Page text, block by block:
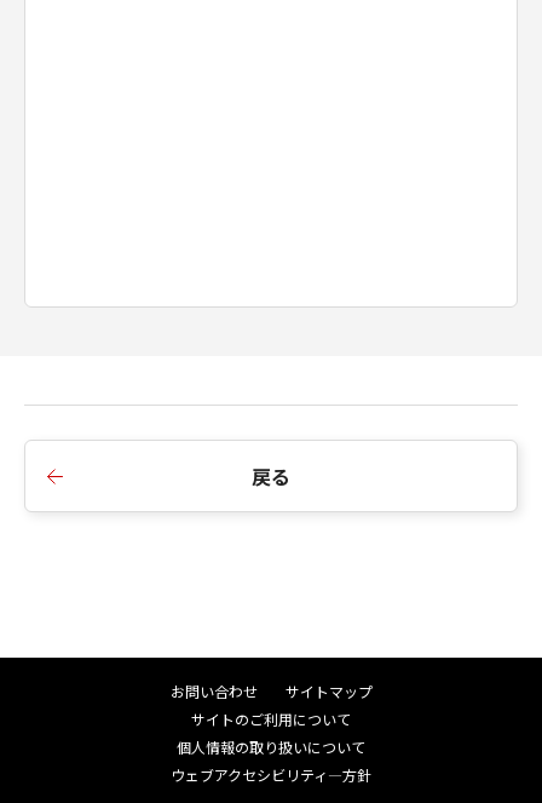
戻る
お問い合わせ
サイトマップ
サイトのご利用について
個人情報の取り扱いについて
ウェブアクセシビリティ―方針